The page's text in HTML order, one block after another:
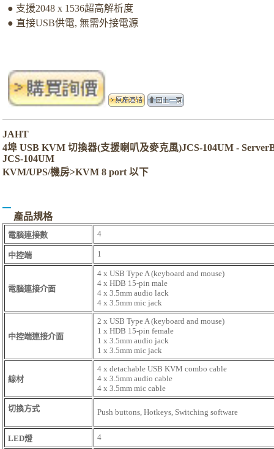
● 支援2048 x 1536超高解析度
● 直接USB供電, 無需外接電源
JAHT
4埠 USB KVM 切換器(支援喇叭及麥克風)JCS-104UM -
JCS-104UM
KVM/UPS/機房>KVM 8 port 以下
產品規格
電腦連接數 4
中控端 1
電腦連接介面
4 x USB Type A (keyboard and mouse)
4 x HDB 15-pin male
4 x 3.5mm audio lack
4 x 3.5mm mic jack
中控端連接介面
2 x USB Type A (keyboard and mouse)
1 x HDB 15-pin female
1 x 3.5mm audio jack
1 x 3.5mm mic jack
線材
4 x detachable USB KVM combo cable
4 x 3.5mm audio cable
4 x 3.5mm mic cable
切換方式 Push buttons, Hotkeys, Switching software
LED燈 4